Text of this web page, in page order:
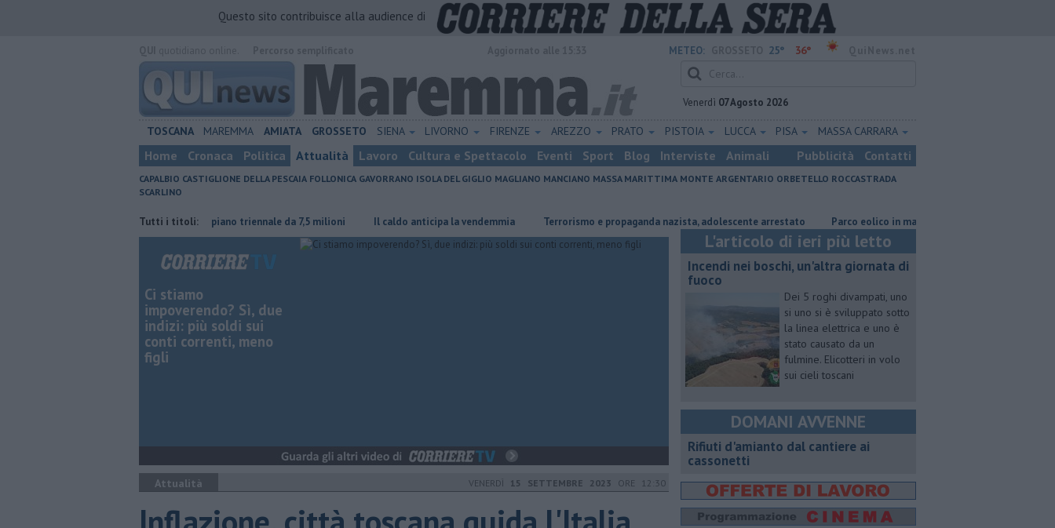
Questo sito contribuisce alla audience di
METEO: 25° 36°
Venerdì 07 Agosto 2026
TOSCANA MAREMMA AMIATA GROSSETO SIENA LIVORNO FIRENZE AREZZO PRATO PISTOIA LUCCA PISA MASSA CARRARA
Home Cronaca Politica Attualità Lavoro Cultura e Spettacolo Eventi Sport Blog Interviste Animali Pubblicità Contatti
CAPALBIO CASTIGLIONE DELLA PESCAIA FOLLONICA GAVORRANO ISOLA DEL GIGLIO MAGLIANO MANCIANO MASSA MARITTIMA MONTE ARGENTARIO ORBETELLO ROCCASTRADA
SCARLINO
Tutti i titoli:
Porti regionali, piano triennale da 7,5 milioni Il caldo anticipa la vendemmia Terrorismo e propaganda nazista, adolescente arrestato Parco eolico in mare, Confagricoltura contraria
Ci stiamo
impoverendo? Sì, due
indizi: più soldi sui
conti correnti, meno
figli
Attualità VENERDÌ 15 SETTEMBRE 2023 ORE 12:30
L'articolo di ieri più letto
Incendi nei boschi, un'altra giornata di
fuoco
Dei 5 roghi divampati, uno
si uno si è sviluppato sotto
la linea elettrica e uno è
stato causato da un
fulmine. Elicotteri in volo
sui cieli toscani
DOMANI AVVENNE
Rifiuti d'amianto dal cantiere ai
cassonetti